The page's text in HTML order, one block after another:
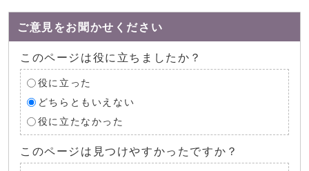
ご意見をお聞かせください
このページは役に立ちましたか？
役に立った
どちらともいえない
役に立たなかった
このページは見つけやすかったですか？